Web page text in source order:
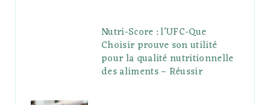
Nutri-Score : l’UFC-Que
Choisir prouve son utilité
pour la qualité nutritionnelle
des aliments – Réussir